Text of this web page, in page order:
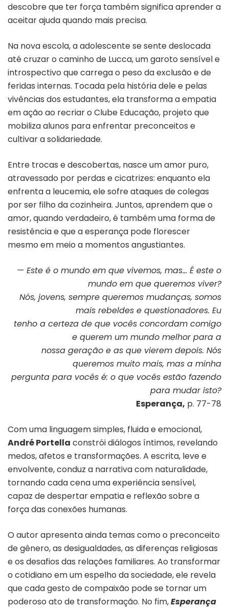
descobre que ter força também significa aprender a
aceitar ajuda quando mais precisa.
Na nova escola, a adolescente se sente deslocada
até cruzar o caminho de Lucca, um garoto sensível e
introspectivo que carrega o peso da exclusão e de
feridas internas. Tocada pela história dele e pelas
vivências dos estudantes, ela transforma a empatia
em ação ao recriar o Clube Educação, projeto que
mobiliza alunos para enfrentar preconceitos e
cultivar a solidariedade.
Entre trocas e descobertas, nasce um amor puro,
atravessado por perdas e cicatrizes: enquanto ela
enfrenta a leucemia, ele sofre ataques de colegas
por ser filho da cozinheira. Juntos, aprendem que o
amor, quando verdadeiro, é também uma forma de
resistência e que a esperança pode florescer
mesmo em meio a momentos angustiantes.
— Este é o mundo em que vivemos, mas… É este o
mundo em que queremos viver?
Nós, jovens, sempre queremos mudanças, somos
mais rebeldes e questionadores. Eu
tenho a certeza de que vocês concordam comigo
e querem um mundo melhor para a
nossa geração e as que vierem depois. Nós
queremos muito mais, mas a minha
pergunta para vocês é: o que vocês estão fazendo
para mudar isto?
Esperança, p. 77-78
Com uma linguagem simples, fluida e emocional,
André Portella constrói diálogos íntimos, revelando
medos, afetos e transformações. A escrita, leve e
envolvente, conduz a narrativa com naturalidade,
tornando cada cena uma experiência sensível,
capaz de despertar empatia e reflexão sobre a
força das conexões humanas.
O autor apresenta ainda temas como o preconceito
de gênero, as desigualdades, as diferenças religiosas
e os desafios das relações familiares. Ao transformar
o cotidiano em um espelho da sociedade, ele revela
que cada gesto de compaixão pode se tornar um
poderoso ato de transformação. No fim,Esperança